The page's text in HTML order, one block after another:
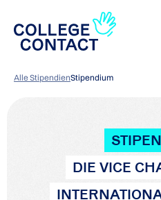
Alle StipendienStipendium
DIE VICE